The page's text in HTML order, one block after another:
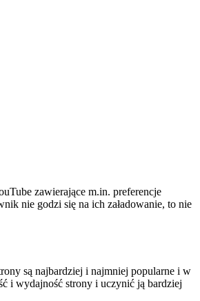
zawierające m.in. preferencje
nie godzi się na ich załadowanie, to nie
są najbardziej i najmniej popularne i w
i wydajność strony i uczynić ją bardziej